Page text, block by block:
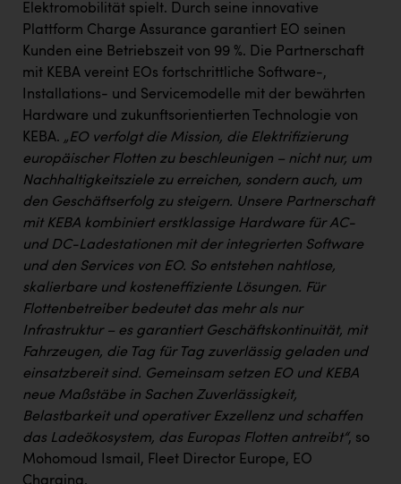
Orlen
Passage Linz
PEZ
PÜSPÖK
REMAX
RE/MAX Welcome
Resch&Frisch
RUBBLE MASTER
Ruderclub Wels
SCRI - Salzburg Cancer Research Institute
SCHMACHTL GmbH
Schwingshandl - automation technology gmbh
Seher + Partner
Smurfit Westrock Nettingsdorf
Elektromobilität spielt. Durch seine innovative
Plattform Charge Assurance garantiert EO seinen
Kunden eine Betriebszeit von 99 %. Die Partnerschaft
mit KEBA vereint EOs fortschrittliche Software-,
Installations- und Servicemodelle mit der bewährten
Hardware und zukunftsorientierten Technologie von
KEBA. „EO verfolgt die Mission, die Elektrifizierung
europäischer Flotten zu beschleunigen – nicht nur, um
Nachhaltigkeitsziele zu erreichen, sondern auch, um
den Geschäftserfolg zu steigern. Unsere Partnerschaft
mit KEBA kombiniert erstklassige Hardware für AC-
und DC-Ladestationen mit der integrierten Software
und den Services von EO. So entstehen nahtlose,
skalierbare und kosteneffiziente Lösungen. Für
Flottenbetreiber bedeutet das mehr als nur
Infrastruktur – es garantiert Geschäftskontinuität, mit
Fahrzeugen, die Tag für Tag zuverlässig geladen und
einsatzbereit sind. Gemeinsam setzen EO und KEBA
neue Maßstäbe in Sachen Zuverlässigkeit,
Belastbarkeit und operativer Exzellenz und schaffen
das Ladeökosystem, das Europas Flotten antreibt“, so
Mohomoud Ismail, Fleet Director Europe, EO
Charging.